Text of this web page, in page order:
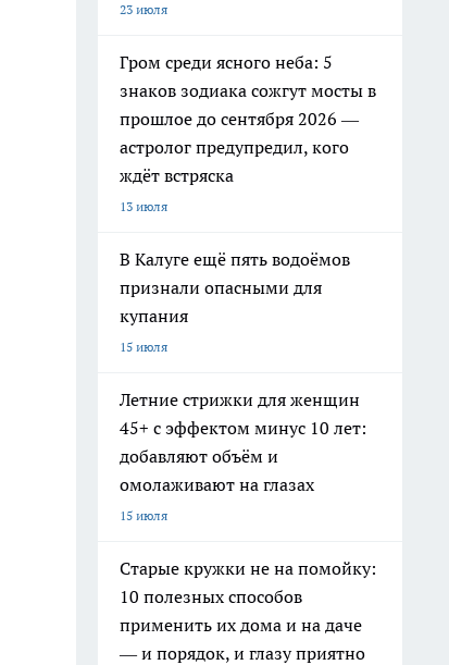
23 июля
Гром среди ясного неба: 5
знаков зодиака сожгут мосты в
прошлое до сентября 2026 —
астролог предупредил, кого
ждёт встряска
13 июля
В Калуге ещё пять водоёмов
признали опасными для
купания
15 июля
Летние стрижки для женщин
45+ с эффектом минус 10 лет:
добавляют объём и
омолаживают на глазах
15 июля
Старые кружки не на помойку:
10 полезных способов
применить их дома и на даче
— и порядок, и глазу приятно